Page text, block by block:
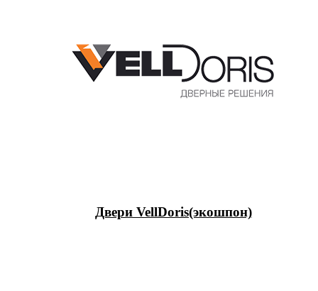
Двери VellDoris(экошпон)